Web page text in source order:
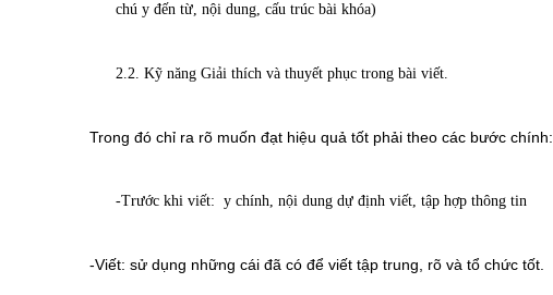
chú y đến từ, nội dung, cấu trúc bài khóa)
2.2. Kỹ năng Giải thích và thuyết phục trong bài viết.
Trong đó chỉ ra rõ muốn đạt hiệu quả tốt phải theo các bước chính:
-Trước khi viết: y chính, nội dung dự định viết, tập hợp thông tin
-Viết: sử dụng những cái đã có để viết tập trung, rõ và tổ chức tốt.